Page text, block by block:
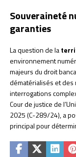
Souveraineté
garanties
La question de la
environnement
majeurs du droit
dématérialisés et
interrogations
Cour de justice de
2025 (C-289/24), a
principal pour